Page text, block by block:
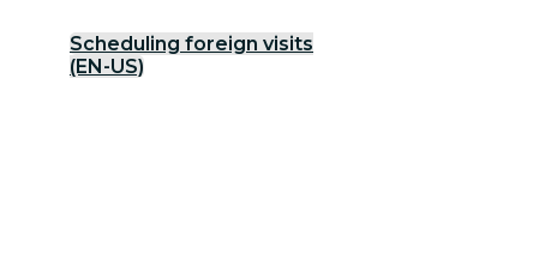
Scheduling foreign visits
(EN-US)